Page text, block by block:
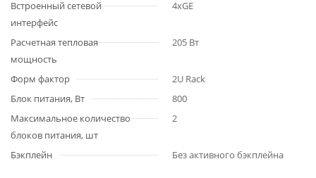
Встроенный сетевой
интерфейс
4xGE
Расчетная тепловая
мощность
205 Вт
Форм фактор
2U Rack
Блок питания, Вт
800
Максимальное количество
блоков питания, шт
2
Бэкплейн Без активного бэкплейна